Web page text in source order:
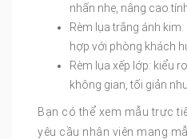
nhấn nhẹ, nâng cao
Rèm lụa trắng ánh
hợp với phòng khách
Rèm lụa xếp lớp: kiểu
không gian, tối giản
Bạn có thể xem mẫu trực
yêu cầu nhân viên mang